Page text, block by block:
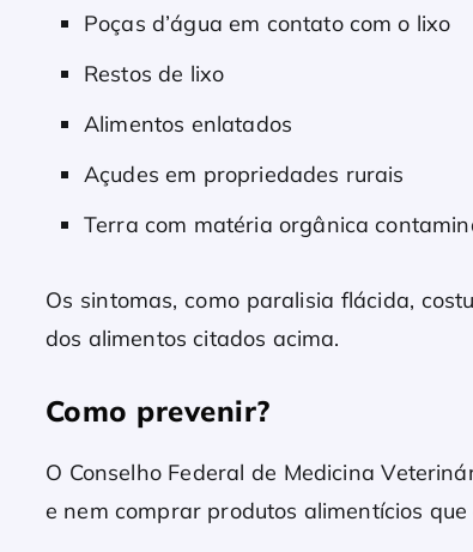
Poças d’água em contato com o lixo
Restos de lixo
Alimentos enlatados
Açudes em propriedades rurais
Terra com matéria orgânica
Os sintomas, como paralisia flácida,
dos alimentos citados acima.
Como prevenir?
O Conselho Federal de Medicina
e nem comprar produtos alimentícios